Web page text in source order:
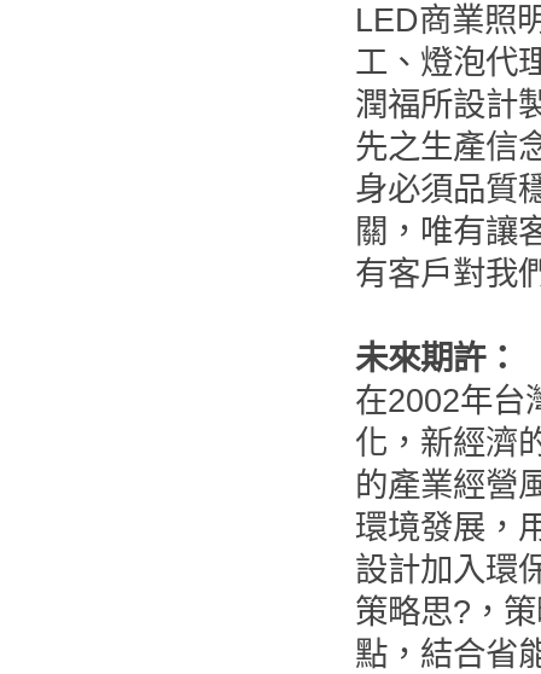
LED商業照
工、燈泡代
潤福所設計
先之生產信
身必須品質
關，唯有讓
有客戶對我
未來期許：
在2002年台
化，新經濟
的產業經營
環境發展，
設計加入環
策略思?，
點，結合省